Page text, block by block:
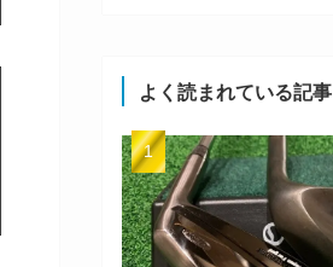
よく読まれている記事